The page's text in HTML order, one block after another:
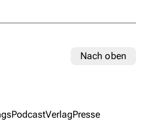
Nach oben
PodcastVerlagPresse